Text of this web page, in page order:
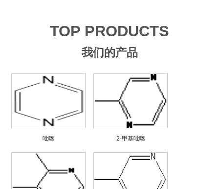
TOP PRODUCTS
我们的产品
吡嗪 2-甲基吡嗪